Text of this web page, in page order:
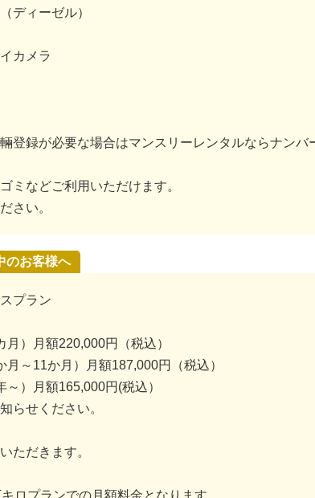
ディーゼル）
カメラ
登録が必要な場合はマンスリーレンタルならナン
ミなどご利用いただけます。
さい。
のお客様へ
プラン
）月額220,000円（税込）
～11か月）月額187,000円（税込）
）月額165,000円(税込）
らせください。
ただきます。
ロプランでの月額料金となります。